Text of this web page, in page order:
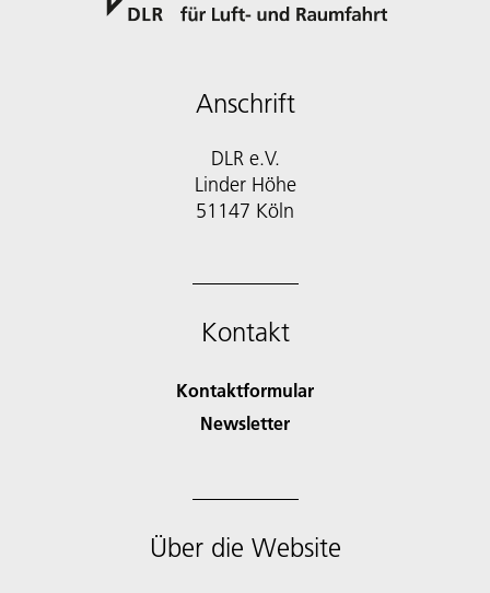
Anschrift
DLR e.V.
Linder Höhe
51147 Köln
Kontakt
Kontaktformular
Newsletter
Über die Website